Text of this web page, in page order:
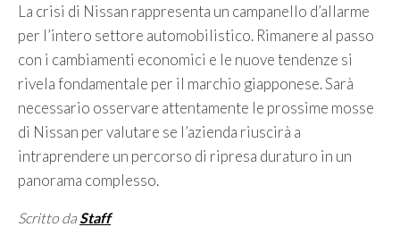
La crisi di Nissan rappresenta un campanello d’allarme
per l’intero settore automobilistico. Rimanere al passo
con i cambiamenti economici e le nuove tendenze si
rivela fondamentale per il marchio giapponese. Sarà
necessario osservare attentamente le prossime mosse
di Nissan per valutare se l’azienda riuscirà a
intraprendere un percorso di ripresa duraturo in un
panorama complesso.
Scritto da Staff